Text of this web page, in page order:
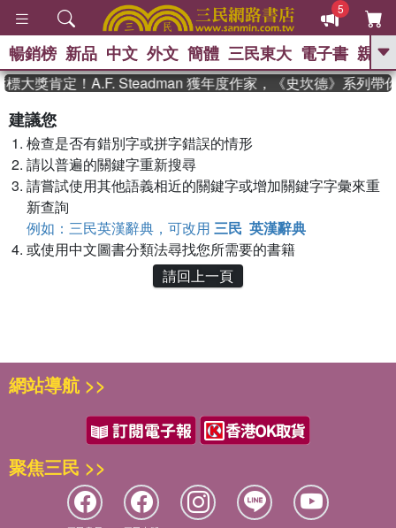
5
GO
史是一群喵 、
獎 臺灣漫遊錄
登輝時代 、 數學女孩：黎曼猜想 、
暢銷榜 新品 中文 外文 簡體 三民東大 電子書 親子
大獎肯定！A.F. Steadman 獲年度作家，《史坎德》系列帶
建議您
檢查是否有錯別字或拼字錯誤的情形
請以普遍的關鍵字重新搜尋
請嘗試使用其他語義相近的關鍵字或增加關鍵字字彙來重
新查詢
例如：三民英漢辭典，可改用 三民 英漢辭典
或使用中文圖書分類法尋找您所需要的書籍
請回上一頁
網站導航 >>
聚焦三民 >>